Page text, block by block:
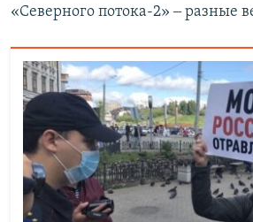
«Северного потока-2» ‒ разные